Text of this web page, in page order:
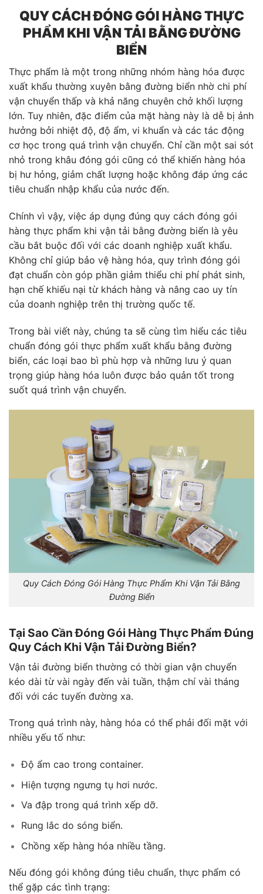
QUY CÁCH ĐÓNG GÓI HÀNG THỰC
PHẨM KHI VẬN TẢI BẰNG ĐƯỜNG
BIỂN
Thực phẩm là một trong những nhóm hàng hóa được
xuất khẩu thường xuyên bằng đường biển nhờ chi phí
vận chuyển thấp và khả năng chuyên chở khối lượng
lớn. Tuy nhiên, đặc điểm của mặt hàng này là dễ bị ảnh
hưởng bởi nhiệt độ, độ ẩm, vi khuẩn và các tác động
cơ học trong quá trình vận chuyển. Chỉ cần một sai sót
nhỏ trong khâu đóng gói cũng có thể khiến hàng hóa
bị hư hỏng, giảm chất lượng hoặc không đáp ứng các
tiêu chuẩn nhập khẩu của nước đến.
Chính vì vậy, việc áp dụng đúng quy cách đóng gói
hàng thực phẩm khi vận tải bằng đường biển là yêu
cầu bắt buộc đối với các doanh nghiệp xuất khẩu.
Không chỉ giúp bảo vệ hàng hóa, quy trình đóng gói
đạt chuẩn còn góp phần giảm thiểu chi phí phát sinh,
hạn chế khiếu nại từ khách hàng và nâng cao uy tín
của doanh nghiệp trên thị trường quốc tế.
Trong bài viết này, chúng ta sẽ cùng tìm hiểu các tiêu
chuẩn đóng gói thực phẩm xuất khẩu bằng đường
biển, các loại bao bì phù hợp và những lưu ý quan
trọng giúp hàng hóa luôn được bảo quản tốt trong
suốt quá trình vận chuyển.
Quy Cách Đóng Gói Hàng Thực Phẩm Khi Vận Tải Bằng
Đường Biển
Tại Sao Cần Đóng Gói Hàng Thực Phẩm Đúng
Quy Cách Khi Vận Tải Đường Biển?
Vận tải đường biển thường có thời gian vận chuyển
kéo dài từ vài ngày đến vài tuần, thậm chí vài tháng
đối với các tuyến đường xa.
Trong quá trình này, hàng hóa có thể phải đối mặt với
nhiều yếu tố như:
Độ ẩm cao trong container.
Hiện tượng ngưng tụ hơi nước.
Va đập trong quá trình xếp dỡ.
Rung lắc do sóng biển.
Chồng xếp hàng hóa nhiều tầng.
Nếu đóng gói không đúng tiêu chuẩn, thực phẩm có
thể gặp các tình trạng: